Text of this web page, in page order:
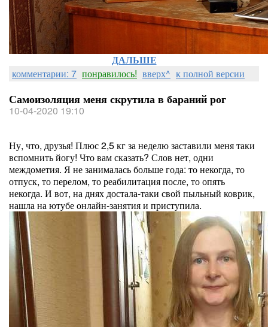
ДАЛЬШЕ
комментарии: 7 понравилось! вверх^ к полной версии
Самоизоляция меня скрутила в бараний рог
10-04-2020 19:10
Ну, что, друзья! Плюс 2,5 кг за неделю заставили меня таки
вспомнить йогу! Что вам сказать? Слов нет, одни
междометия. Я не занималась больше года: то некогда, то
отпуск, то перелом, то реабилитация после, то опять
некогда. И вот, на днях достала-таки свой пыльный коврик,
нашла на ютубе онлайн-занятия и приступила.